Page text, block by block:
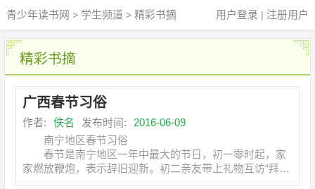
青少年读书网 > 学生频道 > 精彩书摘 用户登录 | 注册用户
精彩书摘
广西春节习俗
作者: 佚名 发布时间:
2016-06-09
南宁地区春节习俗
春节是南宁地区一年中最大的节日，初一零时起，家
家燃放鞭炮，表示辞旧迎新。初二亲友带上礼物互访“拜
年”。十五元宵节晚上闹花灯。十六县郊农